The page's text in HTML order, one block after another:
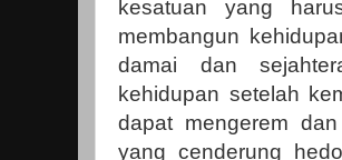
kesatuan yang
membangun
damai dan
kehidupan setelah
dapat mengerem
yang cenderung